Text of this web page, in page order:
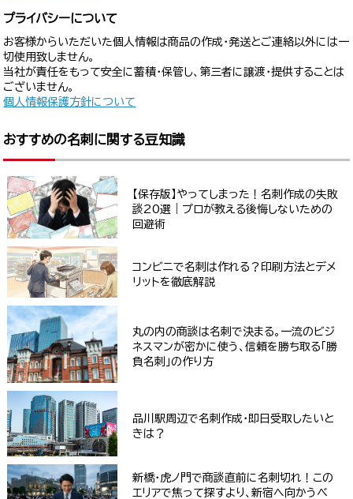
プライバシーについて
お客様からいただいた個人情報は商品の作成・発送とご連絡以外には一
切使用致しません。
当社が責任をもって安全に蓄積・保管し、第三者に譲渡・提供することは
ございません。
個人情報保護方針について
おすすめの名刺に関する豆知識
【保存版】やってしまった！名刺作成の失敗
談20選｜プロが教える後悔しないための
回避術
コンビニで名刺は作れる？印刷方法とデメ
リットを徹底解説
丸の内の商談は名刺で決まる。一流のビジ
ネスマンが密かに使う、信頼を勝ち取る「勝
負名刺」の作り方
品川駅周辺で名刺作成・即日受取したいと
きは？
新橋・虎ノ門で商談直前に名刺切れ！この
エリアで焦って探すより、新宿へ向かうべ